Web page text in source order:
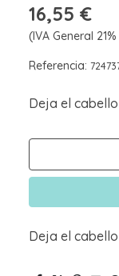
16,55 €
(IVA General
Referencia:
Deja el cabello
Deja el cabello